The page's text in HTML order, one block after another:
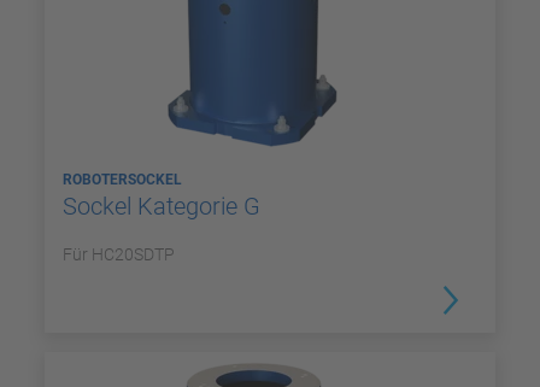
ROBOTERSOCKEL
Sockel Kategorie G
Für HC20SDTP